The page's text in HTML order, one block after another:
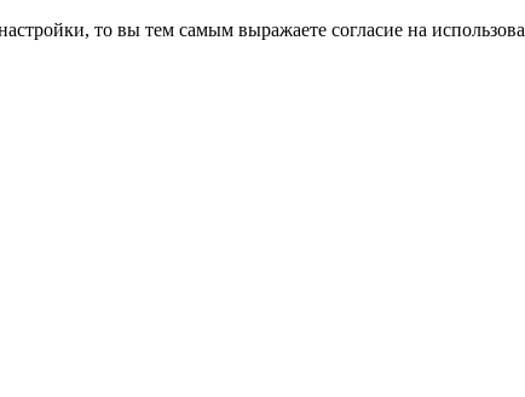
то вы тем самым выражаете согласие на